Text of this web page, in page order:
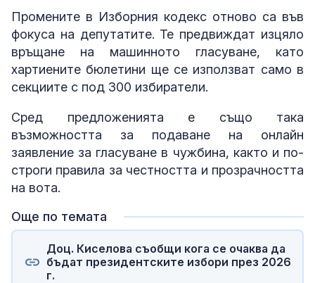
Промените в Изборния кодекс отново са във
фокуса на депутатите. Те предвиждат изцяло
връщане на машинното гласуване, като
хартиените бюлетини ще се използват само в
секциите с под 300 избиратели.
Сред предложенията е също така
възможността за подаване на онлайн
заявление за гласуване в чужбина, както и по-
строги правила за честността и прозрачността
на вота.
Още по темата
Доц. Киселова съобщи кога се очаква да
бъдат президентските избори през 2026
г.